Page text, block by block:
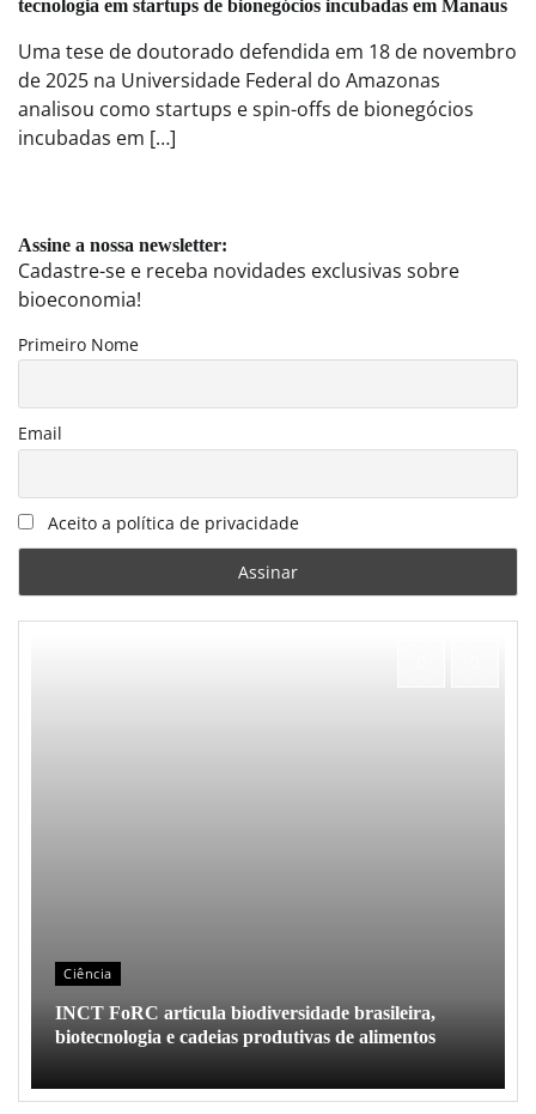
tecnologia em startups de bionegócios incubadas em Manaus
Uma tese de doutorado defendida em 18 de novembro
de 2025 na Universidade Federal do Amazonas
analisou como startups e spin-offs de bionegócios
incubadas em […]
Assine a nossa newsletter:
Cadastre-se e receba novidades exclusivas sobre
bioeconomia!
Primeiro Nome
Email
Aceito a política de privacidade
Ciência
INCT FoRC articula biodiversidade brasileira,
biotecnologia e cadeias produtivas de alimentos